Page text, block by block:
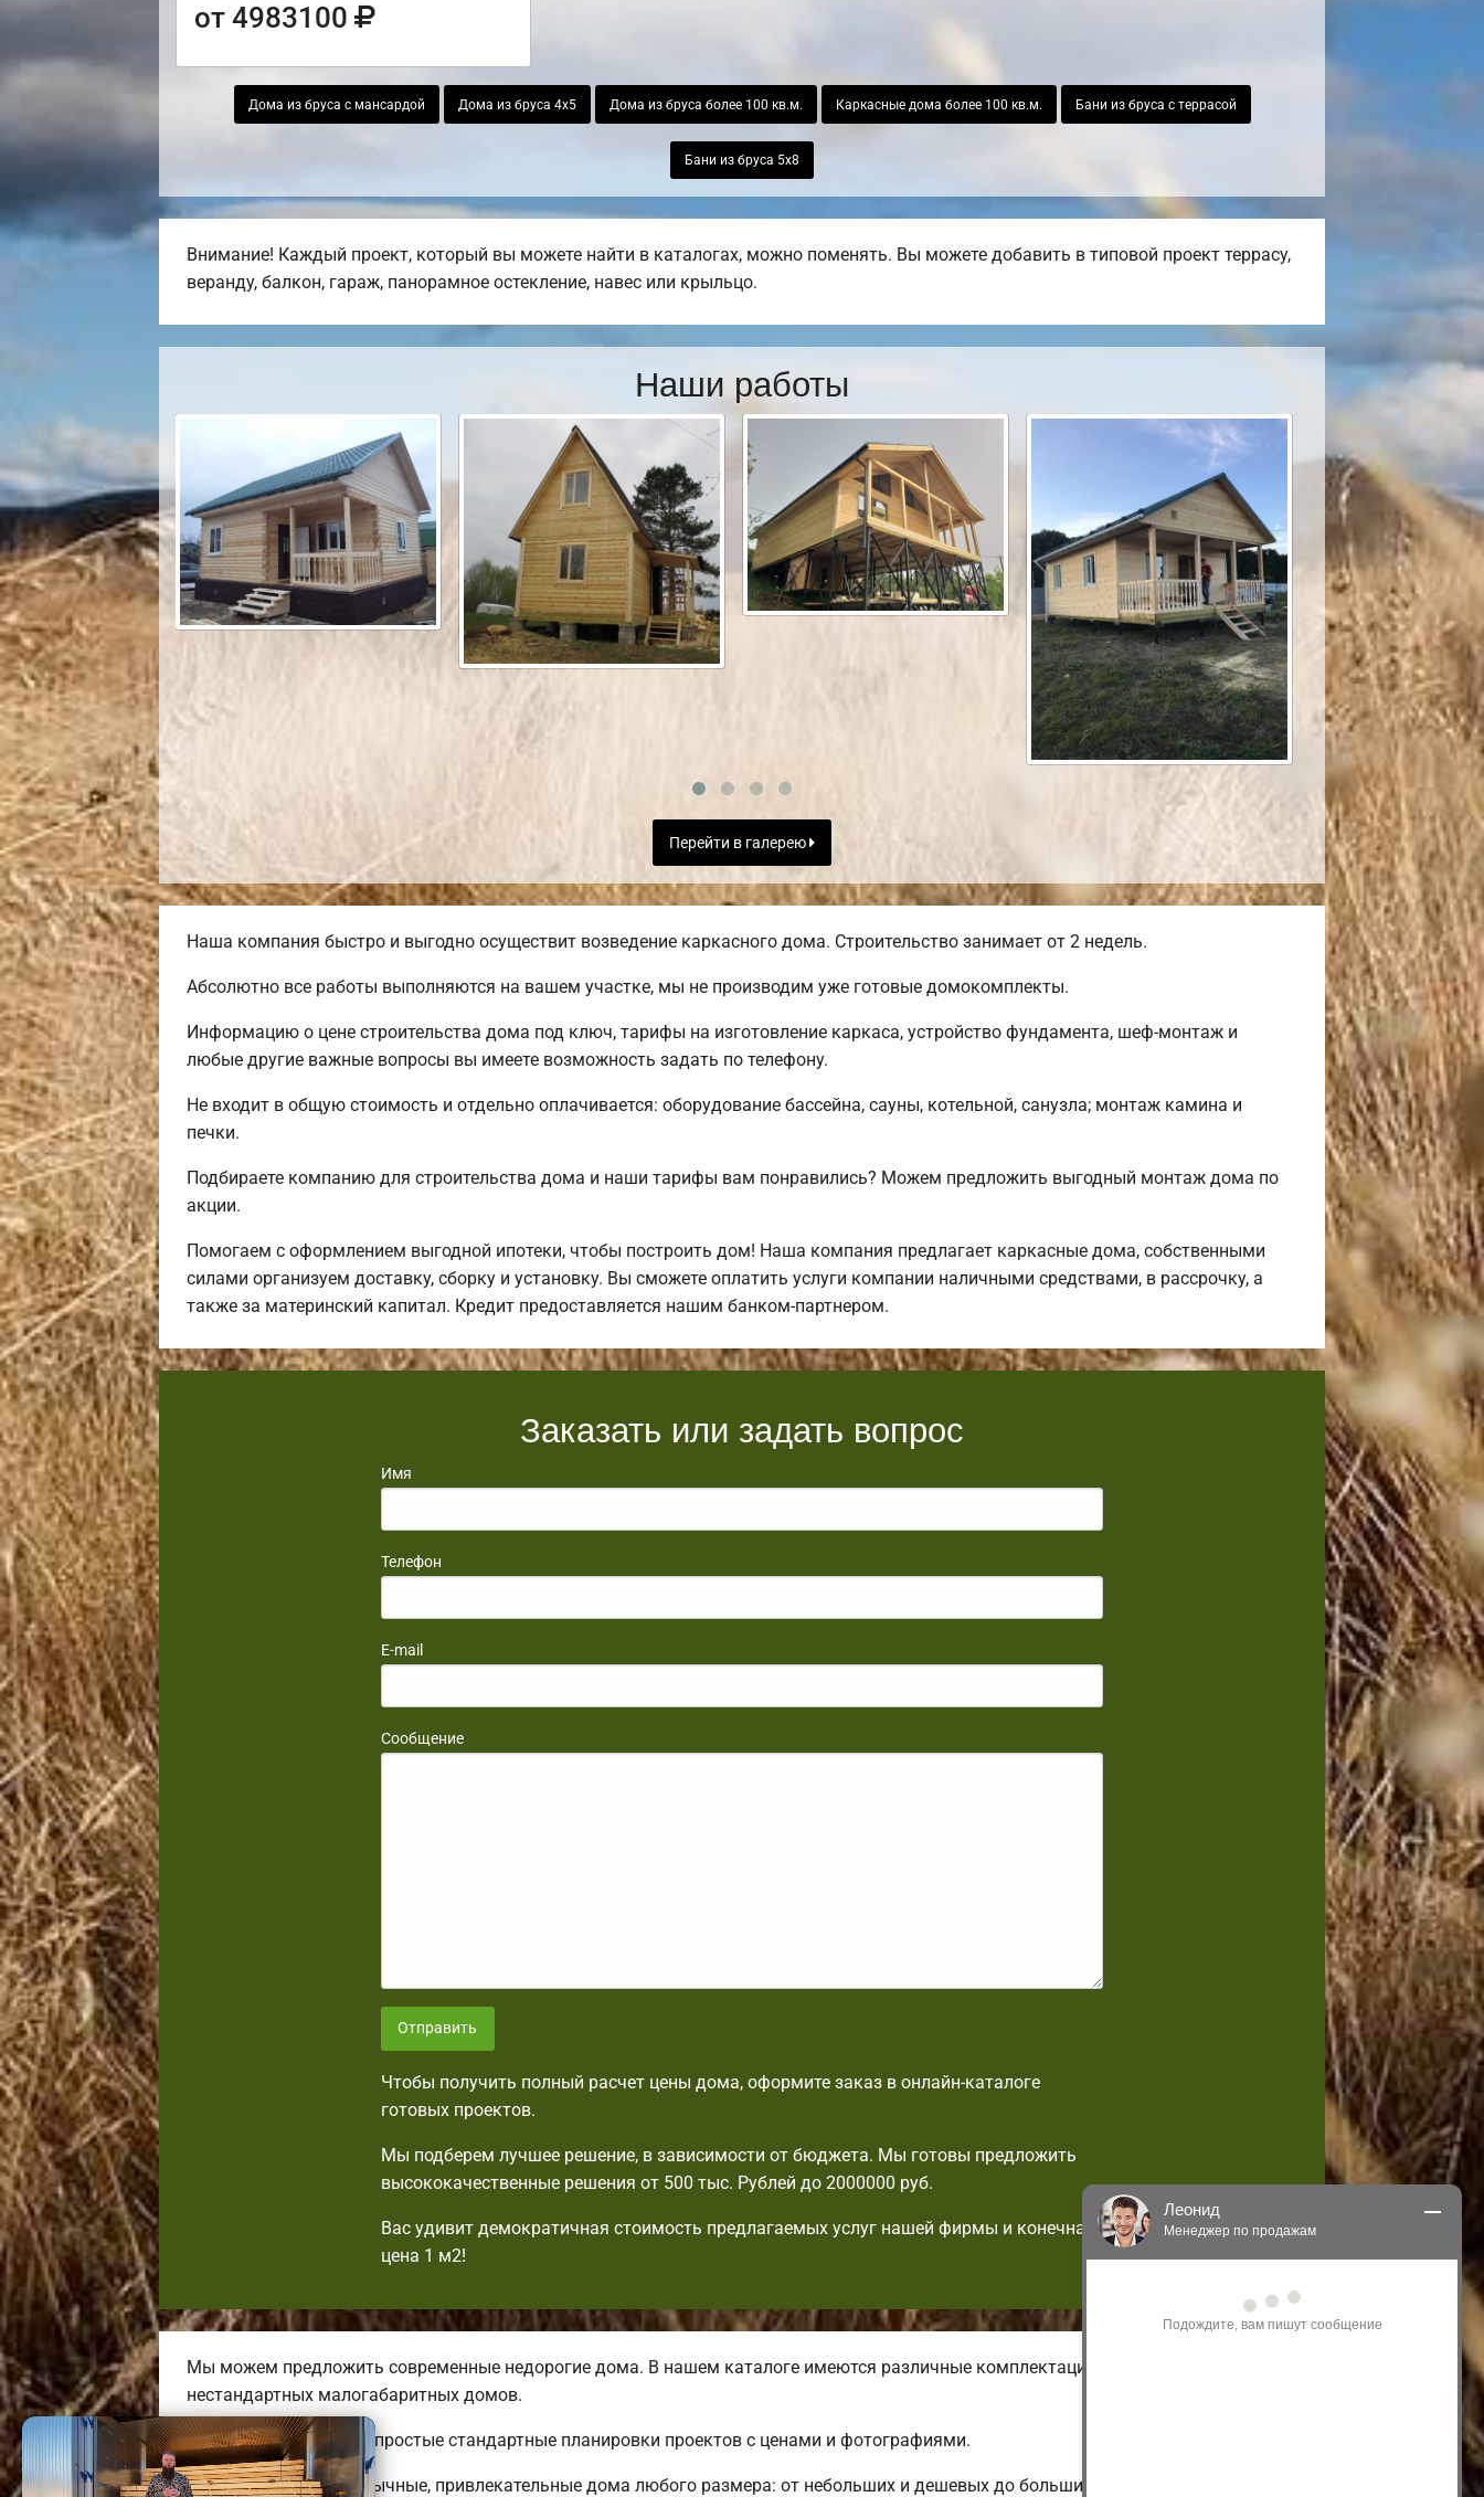
от 4983100
Дома из бруса с мансардой Дома из бруса 4х5 Дома из бруса более 100 кв.м. Каркасные дома более 100 кв.м. Бани из бруса с террасой
Бани из бруса 5х8
Внимание! Каждый проект, который вы можете найти в каталогах, можно поменять. Вы можете добавить в типовой проект террасу,
веранду, балкон, гараж, панорамное остекление, навес или крыльцо.
Наши работы
Перейти в галерею
Наша компания быстро и выгодно осуществит возведение каркасного дома. Строительство занимает от 2 недель.
Абсолютно все работы выполняются на вашем участке, мы не производим уже готовые домокомплекты.
Информацию о цене строительства дома под ключ, тарифы на изготовление каркаса, устройство фундамента, шеф-монтаж и
любые другие важные вопросы вы имеете возможность задать по телефону.
Не входит в общую стоимость и отдельно оплачивается: оборудование бассейна, сауны, котельной, санузла; монтаж камина и
печки.
Подбираете компанию для строительства дома и наши тарифы вам понравились? Можем предложить выгодный монтаж дома по
акции.
Помогаем с оформлением выгодной ипотеки, чтобы построить дом! Наша компания предлагает каркасные дома, собственными
силами организуем доставку, сборку и установку. Вы сможете оплатить услуги компании наличными средствами, в рассрочку, а
также за материнский капитал. Кредит предоставляется нашим банком-партнером.
Заказать или задать вопрос
Имя
Телефон
E-mail
Сообщение
Отправить
Чтобы получить полный расчет цены дома, оформите заказ в онлайн-каталоге
готовых проектов.
Мы подберем лучшее решение, в зависимости от бюджета. Мы готовы предложить
высококачественные решения от 500 тыс. Рублей до 2000000 руб.
Вас удивит демократичная стоимость предлагаемых услуг нашей фирмы и конечная
цена 1 м2!
Мы можем предложить современные недорогие дома. В нашем каталоге имеются различные комплектации частных
нестандартных малогабаритных домов.
Тут вы сможете найти простые стандартные планировки проектов с ценами и фотографиями.
Строим удобные, необычные, привлекательные дома любого размера: от небольших и дешевых до больших коттеджей.
Леонид
Менеджер по продажам
Здравствуйте! Я могу
проконсультировать Вас по нашим
акциям и проектам.